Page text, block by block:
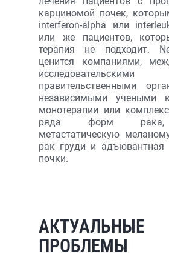
карциномой почек,
interferon-alpha или
или же пациентов,
терапия не подходит.
ценится компаниями,
правительственными
независимыми учеными
монотерапии или
ряда форм рака,
метастатическую
рак груди и адъювантная
почки.
АКТУАЛЬНЫЕ
ПРОБЛЕМЫ